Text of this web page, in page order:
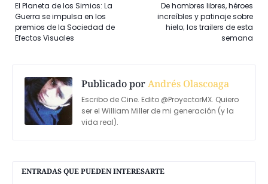
De hombres libres, héroes
increíbles y patinaje sobre
hielo; los trailers de esta
semana
El Planeta de los Simios: La
Guerra se impulsa en los
premios de la Sociedad de
Efectos Visuales
Publicado porAndrés Olascoaga
Escribo de Cine. Edito @ProyectorMX. Quiero
ser el William Miller de mi generación (y la
vida real).
ENTRADAS QUE PUEDEN INTERESARTE